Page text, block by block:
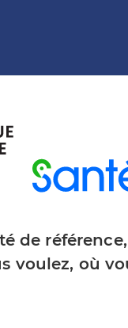
de
voulez, où